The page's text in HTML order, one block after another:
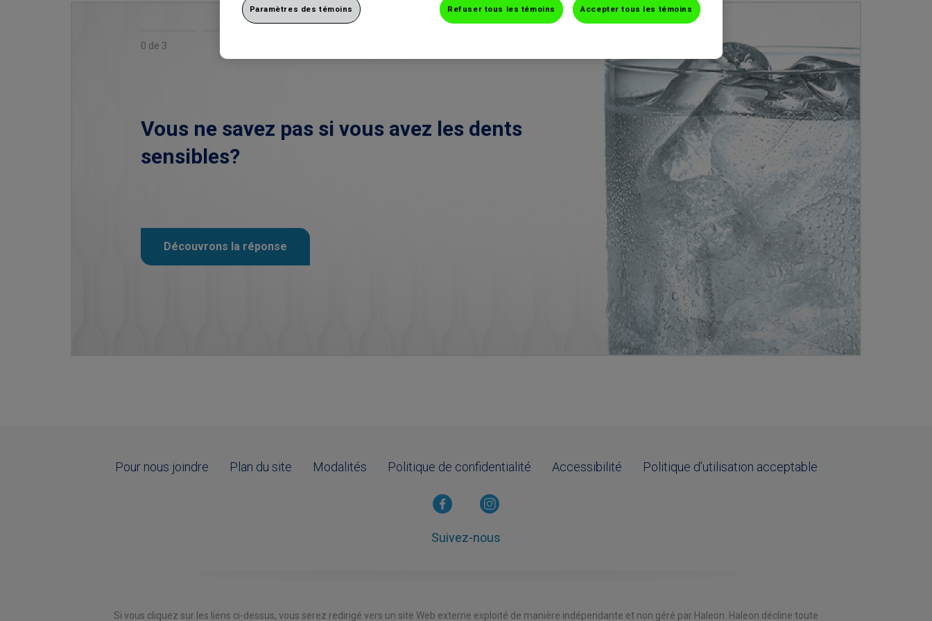
0 de 3
Vous ne savez pas si vous avez les dents
sensibles?
Découvrons la réponse
Pour nous joindre Plan du site Modalités Politique de confidentialité Accessibilité Politique d’utilisation acceptable
Suivez-nous
Si vous cliquez sur les liens ci-dessus, vous serez redirigé vers un site Web externe exploité de manière indépendante et non géré par Haleon. Haleon décline toute
Refuser tous les témoins Accepter tous les témoins
Paramètres des témoins